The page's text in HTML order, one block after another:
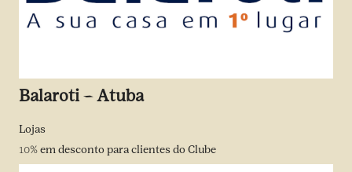
Balaroti – Atuba
Lojas
10%em desconto para clientes do Clube